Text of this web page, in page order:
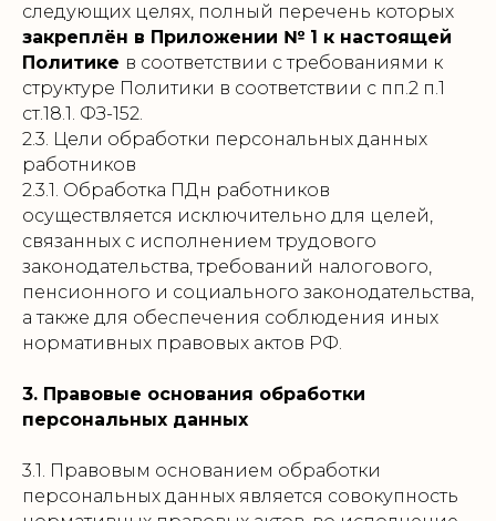
следующих целях, полный перечень которых
закреплён в Приложении № 1 к настоящей
Политике в соответствии с требованиями к
структуре Политики в соответствии с пп.2 п.1
ст.18.1. ФЗ-152.
2.3. Цели обработки персональных данных
работников
2.3.1. Обработка ПДн работников
осуществляется исключительно для целей,
связанных с исполнением трудового
законодательства, требований налогового,
пенсионного и социального законодательства,
а также для обеспечения соблюдения иных
нормативных правовых актов РФ.
3. Правовые основания обработки
персональных данных
3.1. Правовым основанием обработки
персональных данных является совокупность